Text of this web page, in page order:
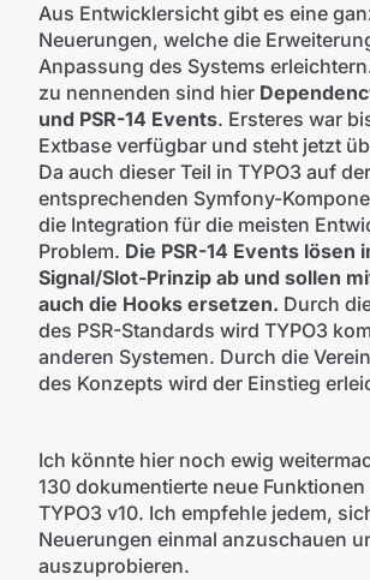
Aus Entwicklersicht gibt es eine
Neuerungen, welche die
Anpassung des Systems
zu nennenden sind hier
und PSR-14 Events. Ersteres war
Extbase verfügbar und steht jetzt
Da auch dieser Teil in TYPO3 auf der
entsprechenden Symfony-
die Integration für die meisten
Problem. Die PSR-14 Events lösen
Signal/Slot-Prinzip ab und sollen
auch die Hooks ersetzen. Durch
des PSR-Standards wird TYPO3
anderen Systemen. Durch die
des Konzepts wird der Einstieg
Ich könnte hier noch ewig
130 dokumentierte neue
TYPO3 v10. Ich empfehle jedem,
Neuerungen einmal anzuschauen
auszuprobieren.